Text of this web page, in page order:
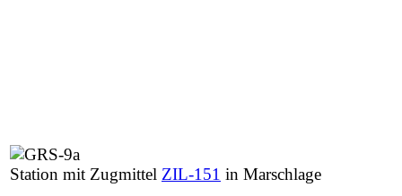
Station mit Zugmittel ZIL-151 in Marschlage